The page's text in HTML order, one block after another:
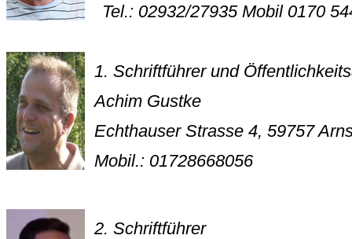
2. Schriftführer
1. Schriftführer und
Achim Gustke
Echthauser Strasse 4, 59757
Mobil.: 01728668056
Tel.: 02932/27935 Mobil 0170